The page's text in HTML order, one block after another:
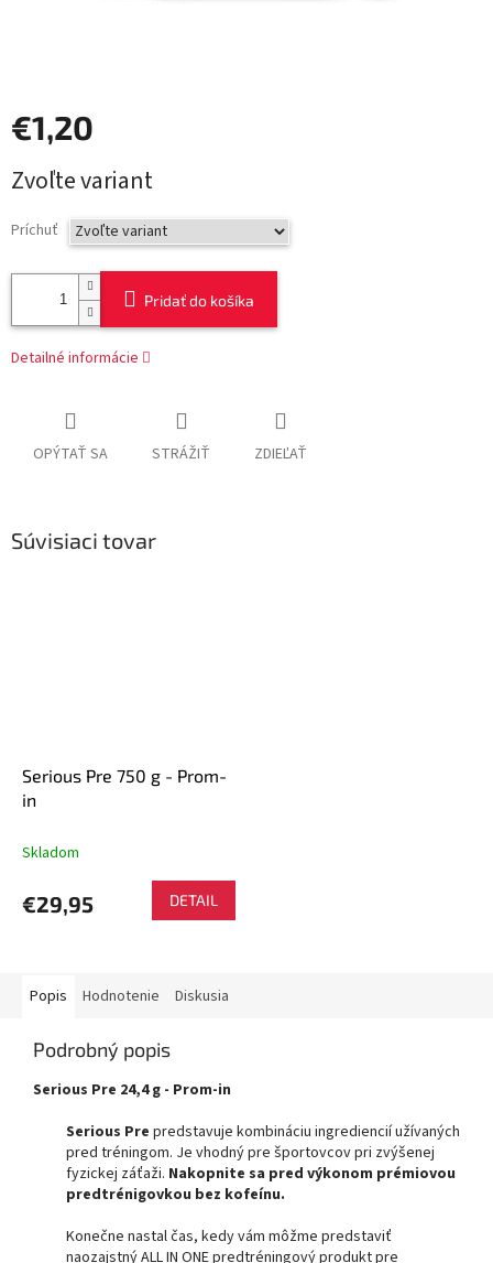
€1,20
cena:
Zvoľte variant
Príchuť
Pridať do košíka
Detailné informácie
OPÝTAŤ SA STRÁŽIŤ ZDIEĽAŤ
Súvisiaci tovar
Serious Pre 750 g - Prom-
in
Skladom
€29,95 DETAIL
Popis Hodnotenie Diskusia
Podrobný popis
Serious Pre 24,4 g - Prom-in
Serious Pre predstavuje kombináciu ingrediencií užívaných
pred tréningom. Je vhodný pre športovcov pri zvýšenej
fyzickej záťaži. Nakopnite sa pred výkonom prémiovou
predtrénigovkou bez kofeínu.
Konečne nastal čas, kedy vám môžme predstaviť
naozajstný ALL IN ONE predtréningový produkt pre